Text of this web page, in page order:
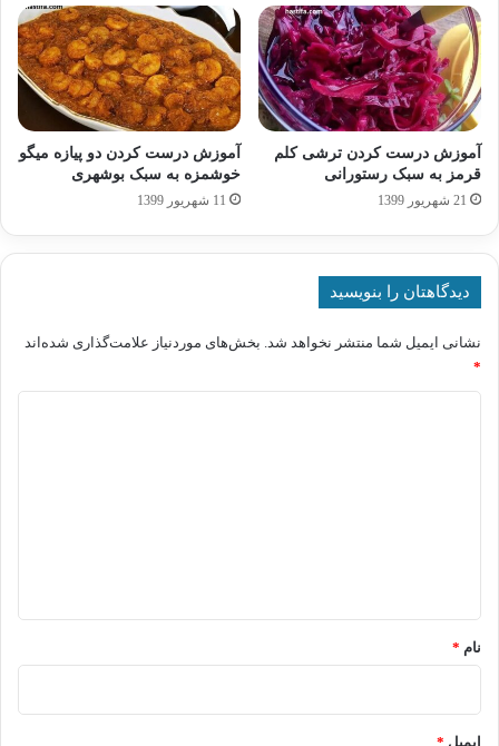
آموزش درست کردن ترشی کلم
قرمز به سبک رستورانی
21 شهریور 1399
آموزش درست کردن دو پیازه میگو
خوشمزه به سبک بوشهری
11 شهریور 1399
دیدگاهتان را بنویسید
نشانی ایمیل شما منتشر نخواهد شد. بخش‌های موردنیاز علامت‌گذاری شده‌اند
*
نام *
ایمیل *